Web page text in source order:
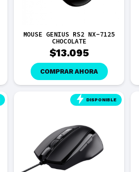
MOUSE GENIUS RS2 NX-7125
CHOCOLATE
$13.095
COMPRAR AHORA
DISPONIBLE